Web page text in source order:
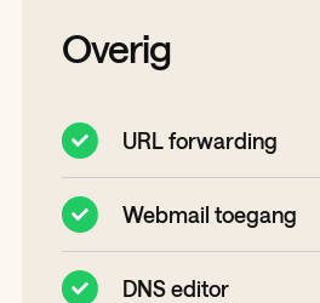
Overig
URL forwarding
Webmail toegang
DNS editor